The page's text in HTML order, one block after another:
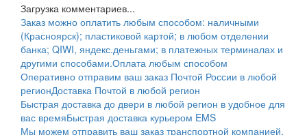
Загрузка комментариев...
Заказ можно оплатить любым способом: наличными
(Красноярск); пластиковой картой; в любом отделении
банка; QIWI, яндекс.деньгами; в платежных терминалах и
другими способами.Оплата любым способом
Оперативно отправим ваш заказ Почтой России в любой
регионДоставка Почтой в любой регион
Быстрая доставка до двери в любой регион в удобное для
вас времяБыстрая доставка курьером EMS
Мы можем отправить ваш заказ транспортной компанией.